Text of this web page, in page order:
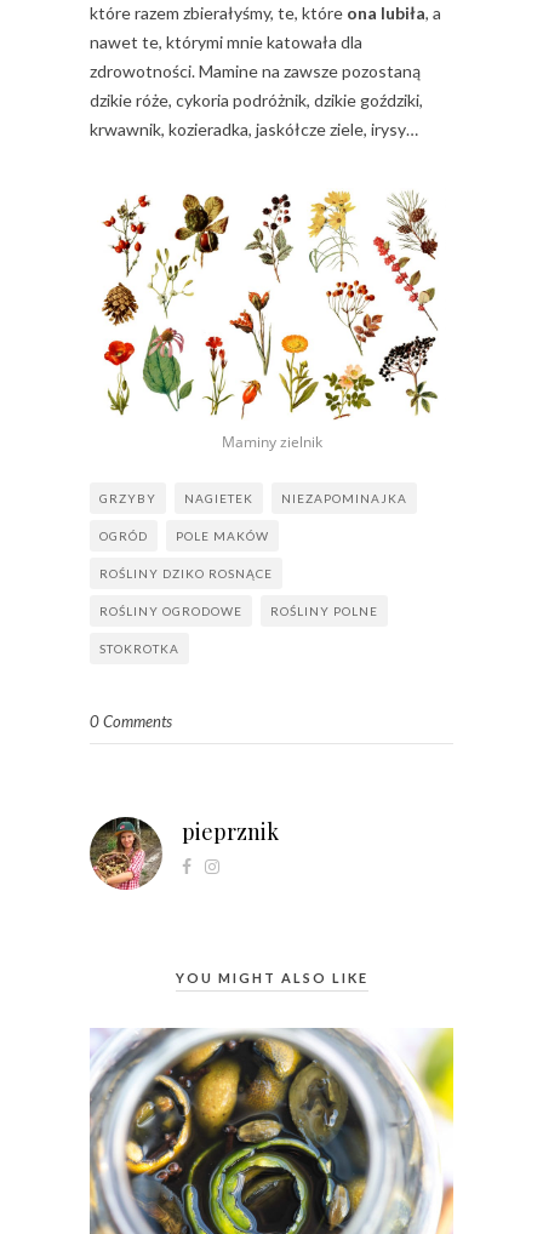
które razem zbierałyśmy, te, które ona lubiła, a
nawet te, którymi mnie katowała dla
zdrowotności. Mamine na zawsze pozostaną
dzikie róże, cykoria podróżnik, dzikie goździki,
krwawnik, kozieradka, jaskółcze ziele, irysy…
Maminy zielnik
GRZYBY NAGIETEK NIEZAPOMINAJKA
OGRÓD POLE MAKÓW
ROŚLINY DZIKO ROSNĄCE
ROŚLINY OGRODOWE ROŚLINY POLNE
STOKROTKA
0 Comments
pieprznik
YOU MIGHT ALSO LIKE